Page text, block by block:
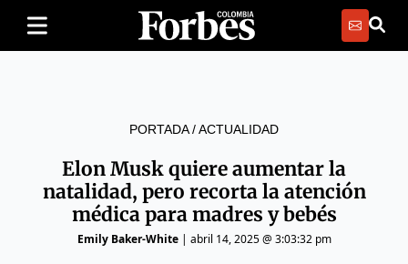
PORTADA/ACTUALIDAD
Elon Musk quiere aumentar la
natalidad, pero recorta la atención
médica para madres y bebés
Emily Baker-White| abril 14, 2025 @ 3:03:32 pm